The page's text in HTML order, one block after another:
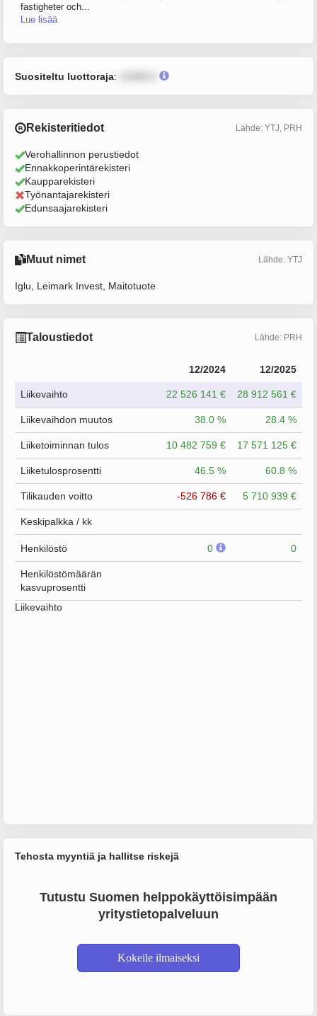
fastigheter och...
Lue lisää
Suositeltu luottoraja:
Rekisteritiedot Lähde: YTJ, PRH
Verohallinnon perustiedot
Ennakkoperintärekisteri
Kaupparekisteri
Työnantajarekisteri
Edunsaajarekisteri
Muut nimet Lähde: YTJ
Iglu, Leimark Invest, Maitotuote
Taloustiedot Lähde: PRH
12/2024 12/2025
Liikevaihto 22 526 141 € 28 912 561 €
Liikevaihdon muutos 38.0 % 28.4 %
Liiketoiminnan tulos 10 482 759 € 17 571 125 €
Liiketulosprosentti 46.5 % 60.8 %
Tilikauden voitto -526 786 € 5 710 939 €
Keskipalkka / kk
Henkilöstö 0 0
Henkilöstömäärän
kasvuprosentti
Liikevaihto
Tehosta myyntiä ja hallitse riskejä
Tutustu Suomen helppokäyttöisimpään
yritystietopalveluun
Kokeile ilmaiseksi